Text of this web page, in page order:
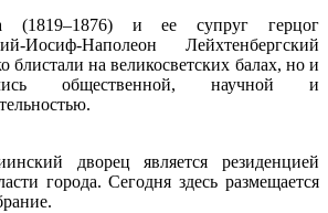
(1819–1876) и ее супруг герцог
Иосиф-Наполеон Лейхтенбергский
блистали на великосветских балах, но и
общественной, научной и
дворец является резиденцией
города. Сегодня здесь размещается